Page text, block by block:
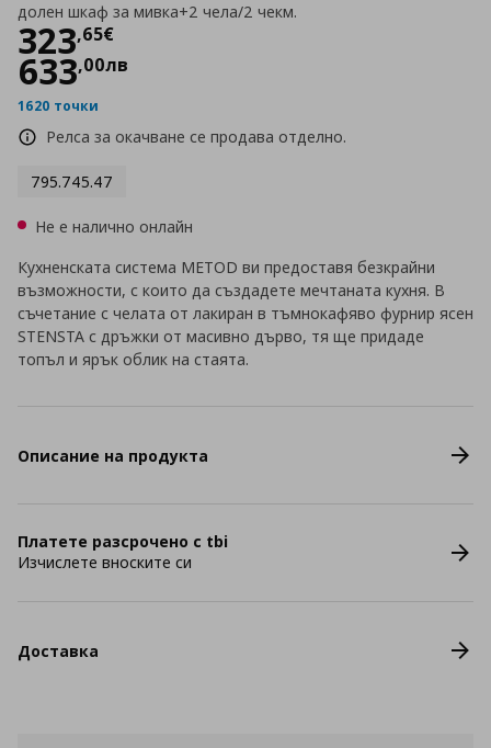
долен шкаф за мивка+2 чела/2 чекм.
323,65€
Цена
633,00лв
1620 точки
Релса за окачване се продава отделно.
795.745.47
Не е налично онлайн
Кухненската система METOD ви предоставя безкрайни
възможности, с които да създадете мечтаната кухня. В
съчетание с челата от лакиран в тъмнокафяво фурнир ясен
STENSTA с дръжки от масивно дърво, тя ще придаде
топъл и ярък облик на стаята.
Описание на продукта
Платете разсрочено с tbi
Изчислете вноските си
Доставка